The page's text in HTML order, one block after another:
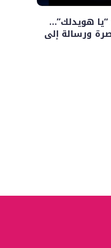
هويدلك”…
ورسالة إلى